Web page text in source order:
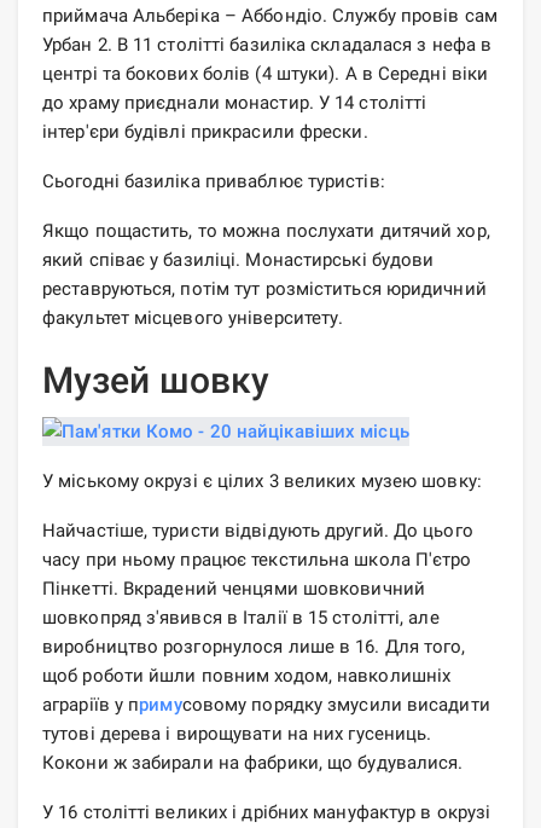
приймача Альберіка – Аббондіо. Службу провів сам
Урбан 2. В 11 столітті базиліка складалася з нефа в
центрі та бокових болів (4 штуки). А в Середні віки
до храму приєднали монастир. У 14 столітті
інтер'єри будівлі прикрасили фрески.
Сьогодні базиліка приваблює туристів:
Якщо пощастить, то можна послухати дитячий хор,
який співає у базиліці. Монастирські будови
реставруються, потім тут розміститься юридичний
факультет місцевого університету.
Музей шовку
У міському окрузі є цілих 3 великих музею шовку:
Найчастіше, туристи відвідують другий. До цього
часу при ньому працює текстильна школа П'єтро
Пінкетті. Вкрадений ченцями шовковичний
шовкопряд з'явився в Італії в 15 столітті, але
виробництво розгорнулося лише в 16. Для того,
щоб роботи йшли повним ходом, навколишніх
аграріїв у примусовому порядку змусили висадити
тутові дерева і вирощувати на них гусениць.
Кокони ж забирали на фабрики, що будувалися.
У 16 столітті великих і дрібних мануфактур в окрузі